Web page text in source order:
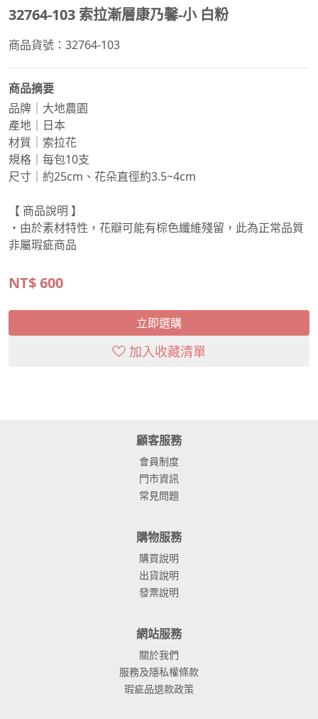
32764-103 索拉漸層康乃馨-小 白粉
商品貨號：32764-103
商品摘要
品牌｜大地農園
產地｜日本
材質｜索拉花
規格｜每包10支
尺寸｜約25cm、花朵直徑約3.5~4cm
【 商品說明 】
・由於素材特性，花瓣可能有棕色纖維殘留，此為正常品質
非屬瑕疵商品
NT$600
立即選購
加入收藏清單
顧客服務
會員制度
門市資訊
常見問題
購物服務
購買說明
出貨說明
發票說明
網站服務
關於我們
服務及隱私權條款
瑕疵品退款政策